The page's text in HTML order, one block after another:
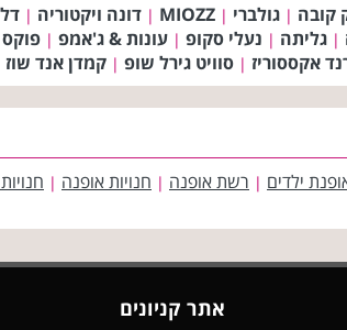
קובה | גולברי |
MIOZZ
| דונה ויקטוריה |
| גליתה | נעלי סקופ | עונות & ג'אמפ | פוקס
אקססוריז | סוויט גירל שופ | קמדן אנד שוז
ילדים | רשת אופנה | חנויות אופנה |
אתר קניונים